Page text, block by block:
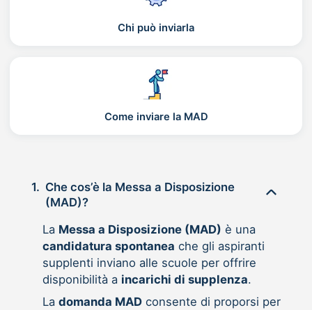
Chi può inviarla
Come inviare la MAD
1. Che cos’è la Messa a Disposizione
(MAD)?
La Messa a Disposizione (MAD) è una
candidatura spontanea che gli aspiranti
supplenti inviano alle scuole per offrire
disponibilità a incarichi di supplenza.
La domanda MADconsente di proporsi per